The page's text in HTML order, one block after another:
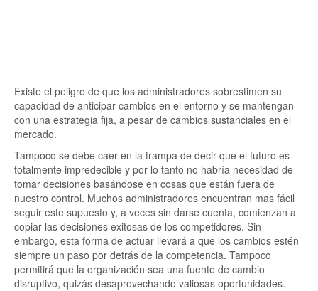
Existe el peligro de que los administradores sobrestimen su
capacidad de anticipar cambios en el entorno y se mantengan
con una estrategia fija, a pesar de cambios sustanciales en el
mercado.
Tampoco se debe caer en la trampa de decir que el futuro es
totalmente impredecible y por lo tanto no habría necesidad de
tomar decisiones basándose en cosas que están fuera de
nuestro control. Muchos administradores encuentran mas fácil
seguir este supuesto y, a veces sin darse cuenta, comienzan a
copiar las decisiones exitosas de los competidores. Sin
embargo, esta forma de actuar llevará a que los cambios estén
siempre un paso por detrás de la competencia. Tampoco
permitirá que la organización sea una fuente de cambio
disruptivo, quizás desaprovechando valiosas oportunidades.